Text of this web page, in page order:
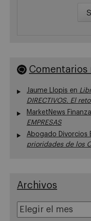
Comentarios
Jaume Llopis en
DIRECTIVOS. El
MarketNews
EMPRESAS
Abogado Divorcios
prioridades de los
Archivos